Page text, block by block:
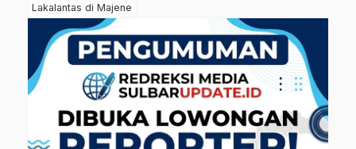
Lakalantas di Majene